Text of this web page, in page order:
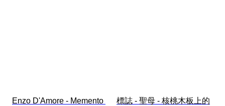
Enzo D'Amore - Memento
標誌 - 聖母 - 核桃木板上的